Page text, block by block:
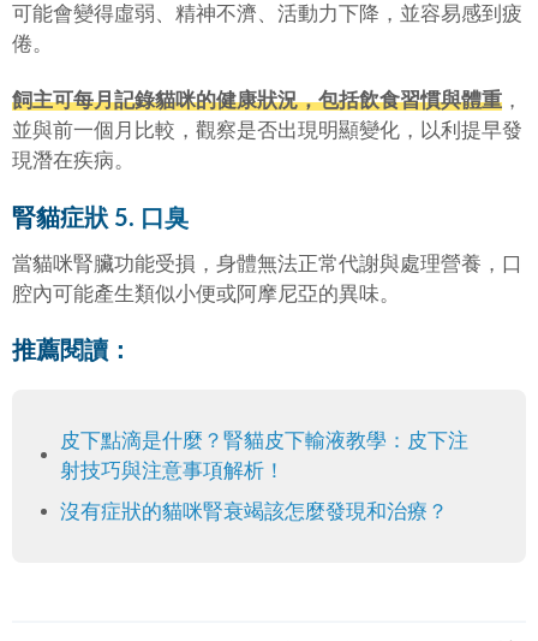
可能會變得虛弱、精神不濟、活動力下降，並容易感到疲
倦。
飼主可每月記錄貓咪的健康狀況，包括飲食習慣與體重 ，
並與前一個月比較，觀察是否出現明顯變化，以利提早發
現潛在疾病。
腎貓症狀 5. 口臭
當貓咪腎臟功能受損，身體無法正常代謝與處理營養，口
腔內可能產生類似小便或阿摩尼亞的異味。
推薦閱讀：
皮下點滴是什麼？腎貓皮下輸液教學：皮下注
射技巧與注意事項解析！
沒有症狀的貓咪腎衰竭該怎麼發現和治療？